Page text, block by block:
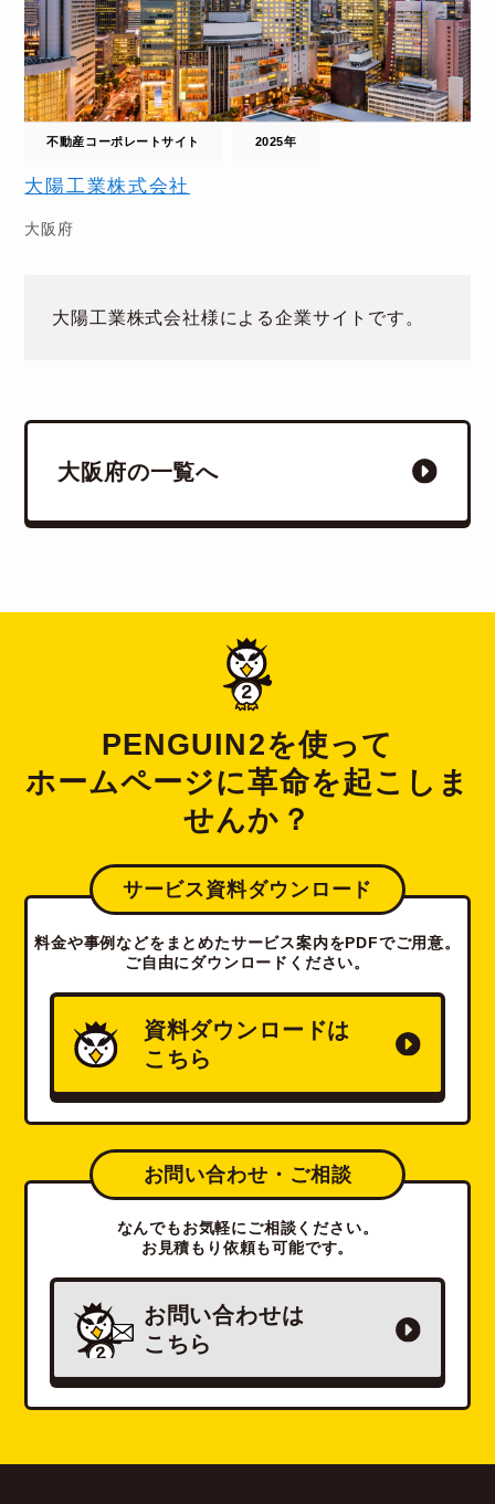
不動産コーポレートサイト 2025年
大陽工業株式会社
大阪府
大陽工業株式会社様による企業サイトです。
大阪府の一覧へ
PENGUIN2を使って
ホームページに革命を起こしま
せんか？
サービス資料ダウンロード
料金や事例などをまとめたサービス案内をPDFでご用意。
ご自由にダウンロードください。
資料ダウンロードは
こちら
お問い合わせ・ご相談
なんでもお気軽にご相談ください。
お見積もり依頼も可能です。
お問い合わせは
こちら